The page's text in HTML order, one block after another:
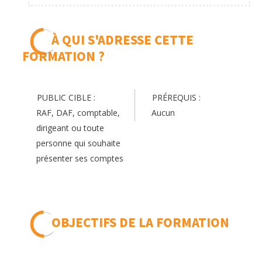
À QUI S'ADRESSE CETTE
FORMATION ?
PUBLIC CIBLE :
RAF, DAF, comptable,
dirigeant ou toute
personne qui souhaite
présenter ses comptes
PRÉREQUIS :
Aucun
OBJECTIFS DE LA FORMATION